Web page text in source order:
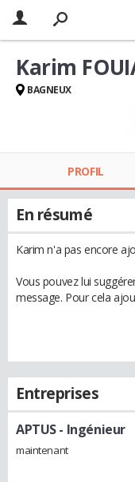
Karim
BAGNEUX
PROFIL
En résumé
Karim n'a pas encore
Vous pouvez lui
message. Pour cela
Entreprises
APTUS- Ingénieur
maintenant